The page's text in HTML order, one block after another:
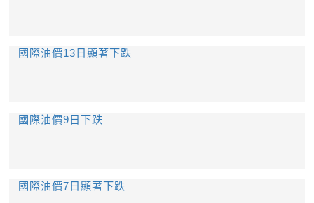
國際油價13日顯著下跌
國際油價9日下跌
國際油價7日顯著下跌